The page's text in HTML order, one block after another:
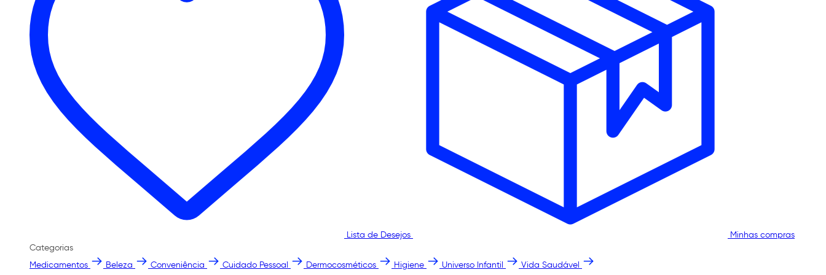
Lista de Desejos
Minhas compras
Categorias
Medicamentos
Beleza Conveniência Cuidado Pessoal Dermocosméticos Higiene Universo Infantil Vida Saudável